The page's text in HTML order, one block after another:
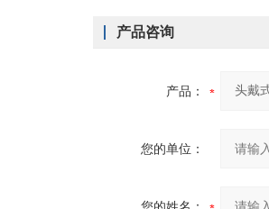
产品咨询
产品：
您的单位：